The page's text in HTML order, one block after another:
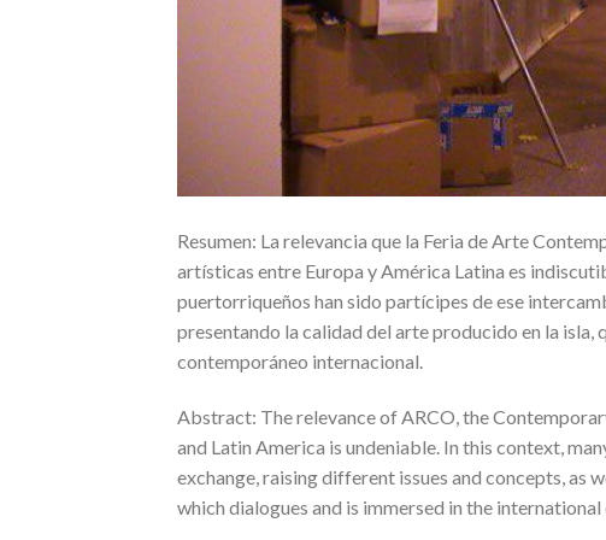
Resumen: La relevancia que la Feria de Arte
artísticas entre Europa y América Latina es
puertorriqueños han sido partícipes de ese
presentando la calidad del arte producido en la isla,
contemporáneo internacional.
Abstract: The relevance of ARCO, the
and Latin America is undeniable. In this context,
exchange, raising different issues and concepts, as
which dialogues and is immersed in the